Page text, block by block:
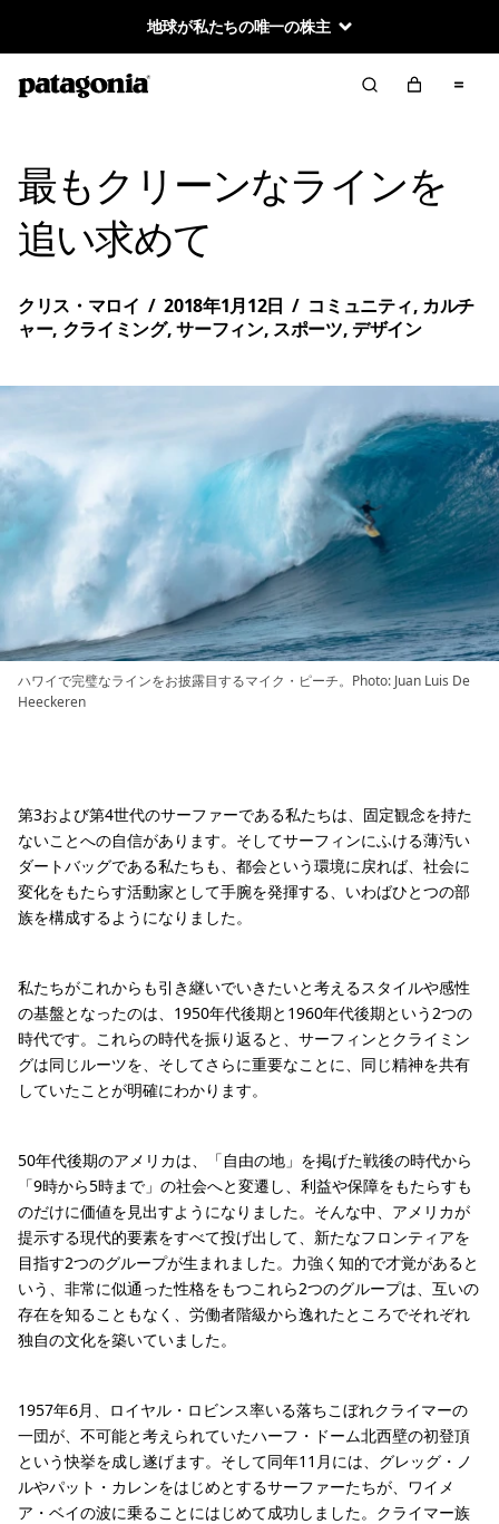
地球が私たちの唯一の株主
最もクリーンなラインを
追い求めて
クリス・マロイ / 2018年1月12日 / コミュニティ, カルチ
ャー, クライミング,サーフィン, スポーツ,デザイン
ハワイで完璧なラインをお披露目するマイク・ピーチ。Photo: Juan Luis De
Heeckeren
第3および第4世代のサーファーである私たちは、固定観念を持た
ないことへの自信があります。そしてサーフィンにふける薄汚い
ダートバッグである私たちも、都会という環境に戻れば、社会に
変化をもたらす活動家として手腕を発揮する、いわばひとつの部
族を構成するようになりました。
私たちがこれからも引き継いでいきたいと考えるスタイルや感性
の基盤となったのは、1950年代後期と1960年代後期という2つの
時代です。これらの時代を振り返ると、サーフィンとクライミン
グは同じルーツを、そしてさらに重要なことに、同じ精神を共有
していたことが明確にわかります。
50年代後期のアメリカは、「自由の地」を掲げた戦後の時代から
「9時から5時まで」の社会へと変遷し、利益や保障をもたらすも
のだけに価値を見出すようになりました。そんな中、アメリカが
提示する現代的要素をすべて投げ出して、新たなフロンティアを
目指す2つのグループが生まれました。力強く知的で才覚があると
いう、非常に似通った性格をもつこれら2つのグループは、互いの
存在を知ることもなく、労働者階級から逸れたところでそれぞれ
独自の文化を築いていました。
1957年6月、ロイヤル・ロビンス率いる落ちこぼれクライマーの
一団が、不可能と考えられていたハーフ・ドーム北西壁の初登頂
という快挙を成し遂げます。そして同年11月には、グレッグ・ノ
ルやパット・カレンをはじめとするサーファーたちが、ワイメ
ア・ベイの波に乗ることにはじめて成功しました。クライマー族